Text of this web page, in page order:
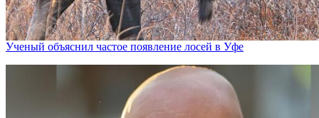
Ученый объяснил частое появление лосей в Уфе